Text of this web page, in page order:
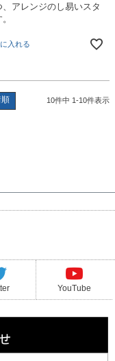
、アレンジのし易いスタ
入れる
10件中 1-10件表示
YouTube